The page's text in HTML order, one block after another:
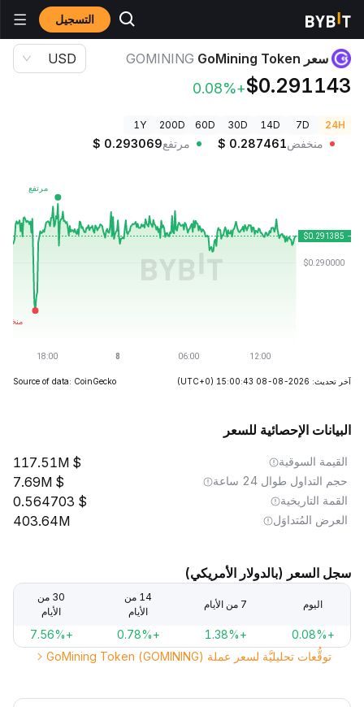
التسجيل أسعار العملات الرقمية
سعر GoMining Token GOMINING
$0.291143
+0.08%
USD
24H
7D
14D
30D
60D
200D
1Y
منخفض $ 0.287461 مرتفع $ 0.293069
آخر تحديث: 2026-08-08 15:00:43 (UTC+0)
Source of data: CoinGecko
البيانات الإحصائية للسعر
القيمة السوقية 117.51M
حجم التداول طوال 24 ساعة 7.69M
القمة التاريخية 0.564703
العرض المُتداوَل 403.64M
سجل السعر (بالدولار الأمريكي)
اليوم 7 من الأيام
14 من
الأيام
30 من
الأيام
+0.08%
+1.38%
+0.78%
+7.56%
توقُّعات تحليليَّة لسعر عملة GoMining Token (GOMINING)